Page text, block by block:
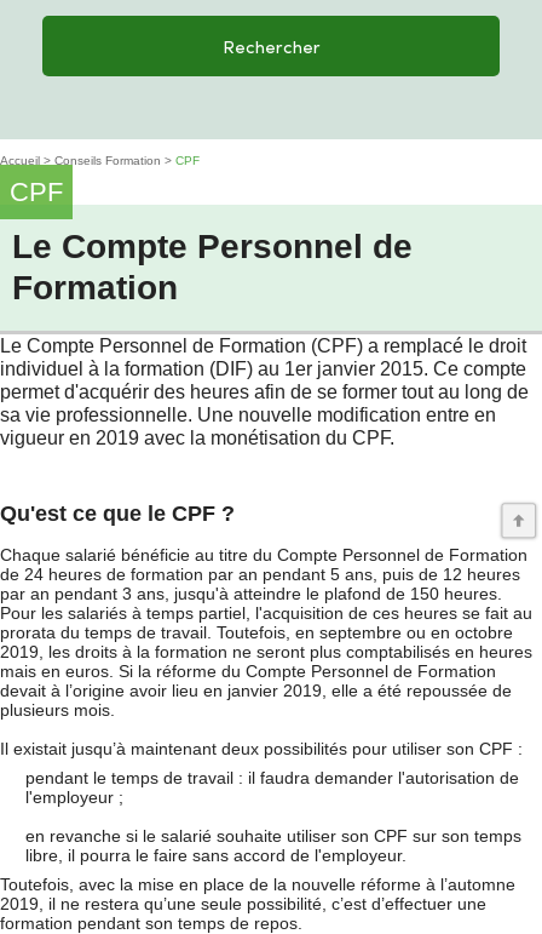
Rechercher
Accueil > Conseils Formation > CPF
CPF
Le Compte Personnel de
Formation
Le Compte Personnel de Formation (CPF) a remplacé le droit
individuel à la formation (DIF) au 1er janvier 2015. Ce compte
permet d'acquérir des heures afin de se former tout au long de
sa vie professionnelle. Une nouvelle modification entre en
vigueur en 2019 avec la monétisation du CPF.
Qu'est ce que le CPF ?
Chaque salarié bénéficie au titre du Compte Personnel de Formation
de 24 heures de formation par an pendant 5 ans, puis de 12 heures
par an pendant 3 ans, jusqu'à atteindre le plafond de 150 heures.
Pour les salariés à temps partiel, l'acquisition de ces heures se fait au
prorata du temps de travail. Toutefois, en septembre ou en octobre
2019, les droits à la formation ne seront plus comptabilisés en heures
mais en euros. Si la réforme du Compte Personnel de Formation
devait à l’origine avoir lieu en janvier 2019, elle a été repoussée de
plusieurs mois.
Il existait jusqu’à maintenant deux possibilités pour utiliser son CPF :
pendant le temps de travail : il faudra demander l'autorisation de
l'employeur ;
en revanche si le salarié souhaite utiliser son CPF sur son temps
libre, il pourra le faire sans accord de l'employeur.
Toutefois, avec la mise en place de la nouvelle réforme à l’automne
2019, il ne restera qu’une seule possibilité, c’est d’effectuer une
formation pendant son temps de repos.